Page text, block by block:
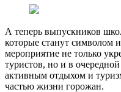
А теперь выпускников
которые станут символом
мероприятие не только
туристов, но и в
активным отдыхом и
частью жизни горожан.